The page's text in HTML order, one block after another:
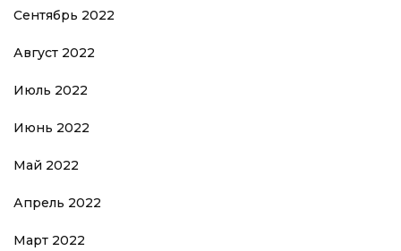
Сентябрь 2022
Август 2022
Июль 2022
Июнь 2022
Май 2022
Апрель 2022
Март 2022